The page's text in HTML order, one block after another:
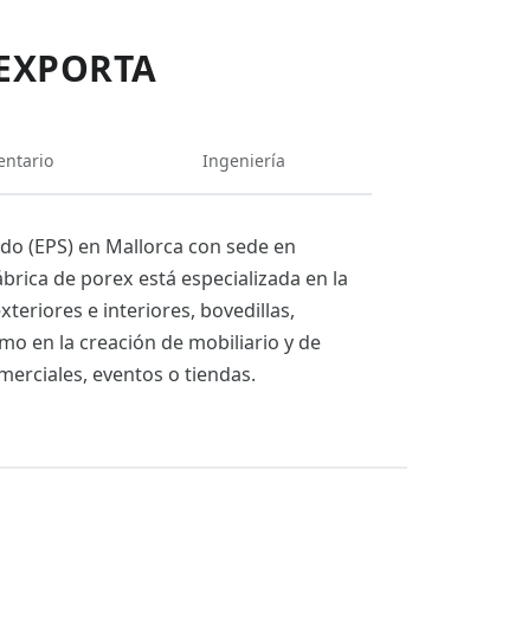
Ingeniería
(EPS) en Mallorca con sede en
de porex está especializada en la
e interiores, bovedillas,
en la creación de mobiliario y de
eventos o tiendas.